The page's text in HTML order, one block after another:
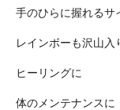
手のひらに握れるサ
レインボーも沢山入
ヒーリングに
体のメンテナンスに